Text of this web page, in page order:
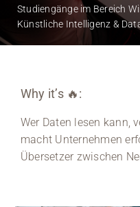
Kontakt
Medien
News
Veranstaltungen
Studiengänge im Bereich
Künstliche Intelligenz &
Why it’s 🔥:
Wer Daten lesen kann,
macht Unternehmen
Übersetzer zwischen